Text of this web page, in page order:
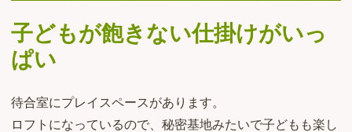
子どもが飽きない仕掛けがいっ
ぱい
待合室にプレイスペースがあります。
ロフトになっているので、秘密基地みたいで子どもも楽し